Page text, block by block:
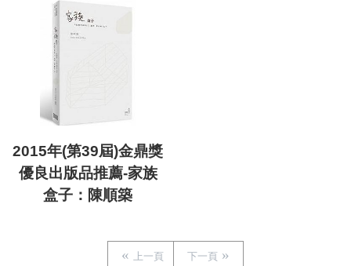
2015年(第39屆)金鼎獎
優良出版品推薦-家族
盒子：陳順築
上一頁 下一頁